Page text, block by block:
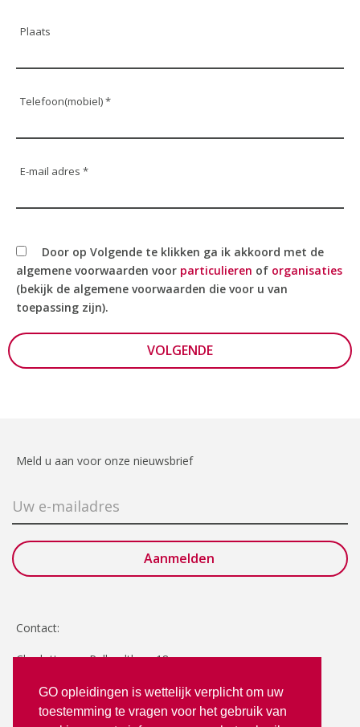
GO opleidingen is wettelijk verplicht om uw
toestemming te vragen voor het gebruik van
Plaats
Telefoon(mobiel) *
E-mail adres *
Door op Volgende te klikken ga ik akkoord met de
algemene voorwaarden voor particulieren of organisaties
(bekijk de algemene voorwaarden die voor u van
toepassing zijn).
VOLGENDE
Meld u aan voor onze nieuwsbrief
Contact:
Charlotte van Pallandtlaan 18
T: 070 - 3512380